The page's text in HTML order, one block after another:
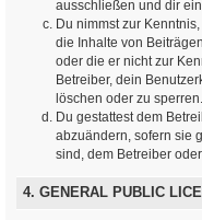
ausschließen und dir
Du nimmst zur
die Inhalte von
oder die er nicht zur
Betreiber, dein
löschen oder zu sperren.
Du gestattest dem
abzuändern, sofern sie
sind, dem Betreiber
4. GENERAL PUBLIC